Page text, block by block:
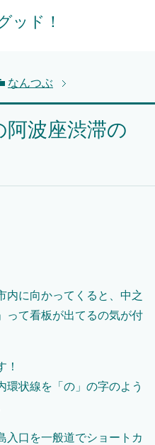
ッド！
なんつぶ
阿波座渋滞の
内に向かってくると、中之
って看板が出てるの気が付
！
環状線を「の」の字のよう
入口を一般道でショートカ